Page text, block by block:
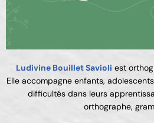
Ludivine Bouillet Savioli est
Elle accompagne enfants,
difficultés dans leurs
orthographe,